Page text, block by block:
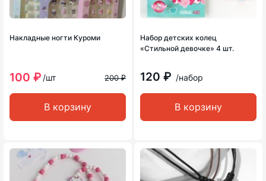
Накладные ногти Куроми
100 ₽ /шт 200 ₽
В корзину
Набор детских колец
«Стильной девочке» 4 шт.
120 ₽ /набор
В корзину